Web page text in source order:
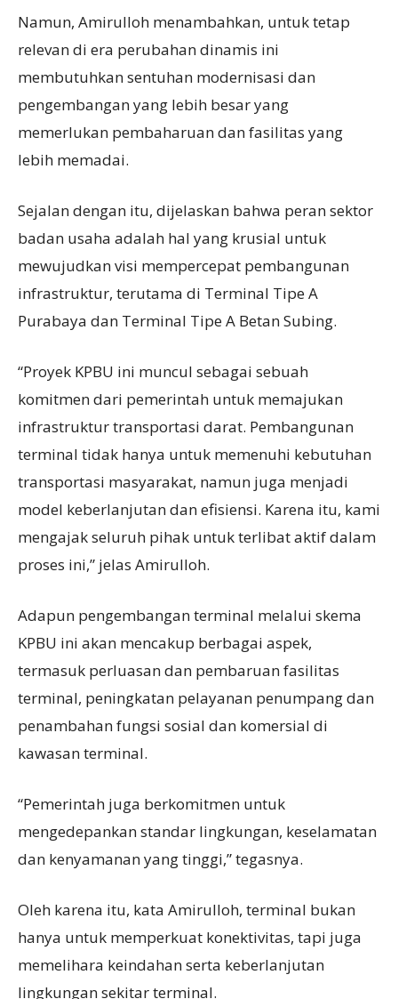
Namun, Amirulloh menambahkan, untuk tetap
relevan di era perubahan dinamis ini
membutuhkan sentuhan modernisasi dan
pengembangan yang lebih besar yang
memerlukan pembaharuan dan fasilitas yang
lebih memadai.
Sejalan dengan itu, dijelaskan bahwa peran sektor
badan usaha adalah hal yang krusial untuk
mewujudkan visi mempercepat pembangunan
infrastruktur, terutama di Terminal Tipe A
Purabaya dan Terminal Tipe A Betan Subing.
“Proyek KPBU ini muncul sebagai sebuah
komitmen dari pemerintah untuk memajukan
infrastruktur transportasi darat. Pembangunan
terminal tidak hanya untuk memenuhi kebutuhan
transportasi masyarakat, namun juga menjadi
model keberlanjutan dan efisiensi. Karena itu, kami
mengajak seluruh pihak untuk terlibat aktif dalam
proses ini,” jelas Amirulloh.
Adapun pengembangan terminal melalui skema
KPBU ini akan mencakup berbagai aspek,
termasuk perluasan dan pembaruan fasilitas
terminal, peningkatan pelayanan penumpang dan
penambahan fungsi sosial dan komersial di
kawasan terminal.
“Pemerintah juga berkomitmen untuk
mengedepankan standar lingkungan, keselamatan
dan kenyamanan yang tinggi,” tegasnya.
Oleh karena itu, kata Amirulloh, terminal bukan
hanya untuk memperkuat konektivitas, tapi juga
memelihara keindahan serta keberlanjutan
lingkungan sekitar terminal.